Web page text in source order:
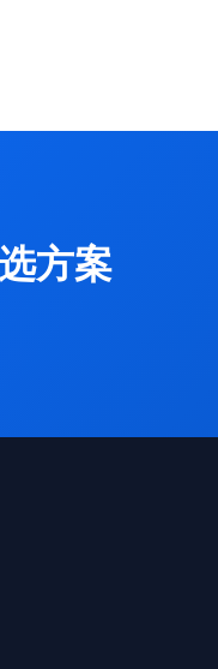
方案